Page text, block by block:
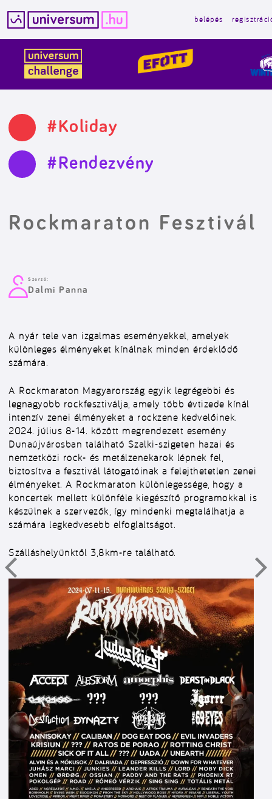
tartalomba
belépés
#Koliday
#Rendezvény
Rockmaraton Fesztivál
Szerző:
Dalmi Panna
A nyár tele van izgalmas eseményekkel, amelyek
különleges élményeket kínálnak minden érdeklődő
számára.
A Rockmaraton Magyarország egyik legrégebbi és
legnagyobb rockfesztiválja, amely több évtizede kínál
intenzív zenei élményeket a rockzene kedvelőinek.
2024. július 8-14. között megrendezett esemény
Dunaújvárosban található Szalki-szigeten hazai és
nemzetközi rock- és metálzenekarok lépnek fel,
biztosítva a fesztivál látogatóinak a felejthetetlen zenei
élményeket. A Rockmaraton különlegessége, hogy a
koncertek mellett különféle kiegészítő programokkal is
készülnek a szervezők, így mindenki megtalálhatja a
számára legkedvesebb elfoglaltságot.
Szálláshelyünktől 3,8km-re található.